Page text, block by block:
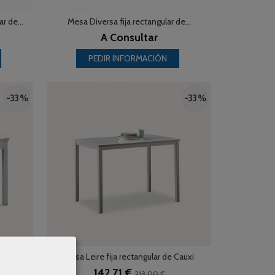
de... Mesa Diversa fija rectangular de...
A Consultar
PEDIR INFORMACIÓN
-33 % -33 %
Mesa Leire fija rectangular de Cauxi